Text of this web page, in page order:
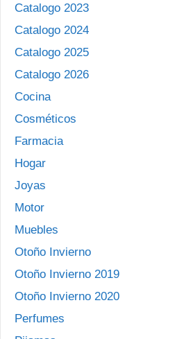
Catalogo 2023
Catalogo 2024
Catalogo 2025
Catalogo 2026
Cocina
Cosméticos
Farmacia
Hogar
Joyas
Motor
Muebles
Otoño Invierno
Otoño Invierno 2019
Otoño Invierno 2020
Perfumes